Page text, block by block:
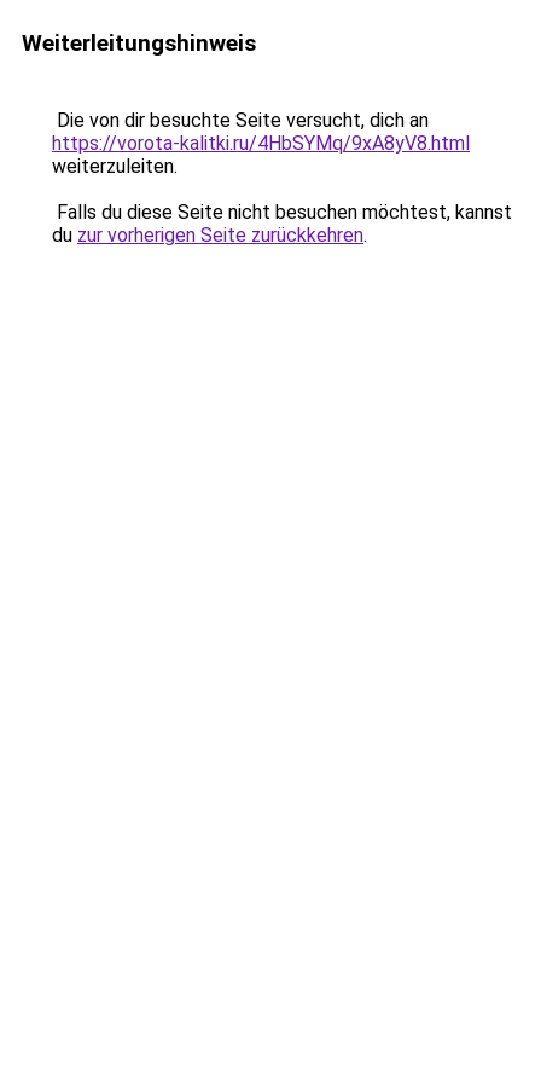
Weiterleitungshinweis
Die von dir besuchte Seite versucht, dich an
https://vorota-kalitki.ru/4HbSYMq/9xA8yV8.html
weiterzuleiten.
Falls du diese Seite nicht besuchen möchtest, kannst
du zur vorherigen Seite zurückkehren.